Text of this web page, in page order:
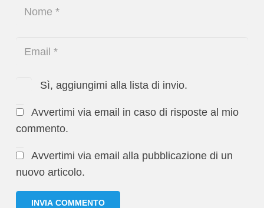
Sì, aggiungimi alla lista di invio.
Avvertimi via email in caso di risposte al mio
commento.
Avvertimi via email alla pubblicazione di un
nuovo articolo.
INVIA COMMENTO